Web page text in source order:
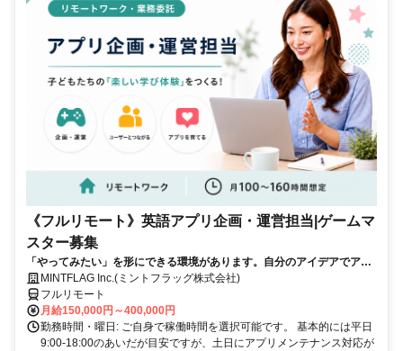
《フルリモート》英語アプリ企画・運営担当|ゲームマ
スター募集
「やってみたい」を形にできる環境があります。自分のアイデアでアプ
リを動かしてみませんか？
MINTFLAG Inc.(ミントフラッグ株式会社)
フルリモート
月給150,000円～400,000円
勤務時間・曜日: ご自身で稼働時間を選択可能です。 基本的には平日
9:00-18:00のあいだが目安ですが、土日にアプリメンテナンス対応が